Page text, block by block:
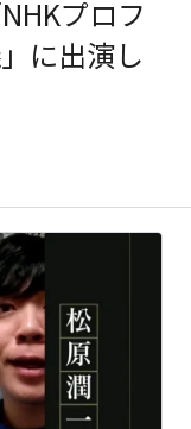
プロフ
に出演し